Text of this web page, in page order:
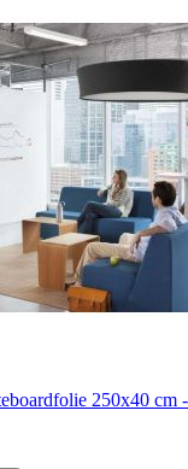
250x40 cm